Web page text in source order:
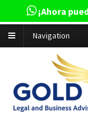
Navigation
¡Ahora